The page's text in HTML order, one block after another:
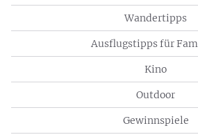
Wandertipps
Ausflugstipps für
Kino
Outdoor
Gewinnspiele